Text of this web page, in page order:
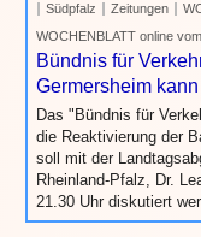
Südpfalz Zeitungen
WOCHENBLATT online
Bündnis für
Germersheim
Das "Bündnis für
die Reaktivierung der
soll mit der
Rheinland-Pfalz, Dr.
21.30 Uhr diskutiert